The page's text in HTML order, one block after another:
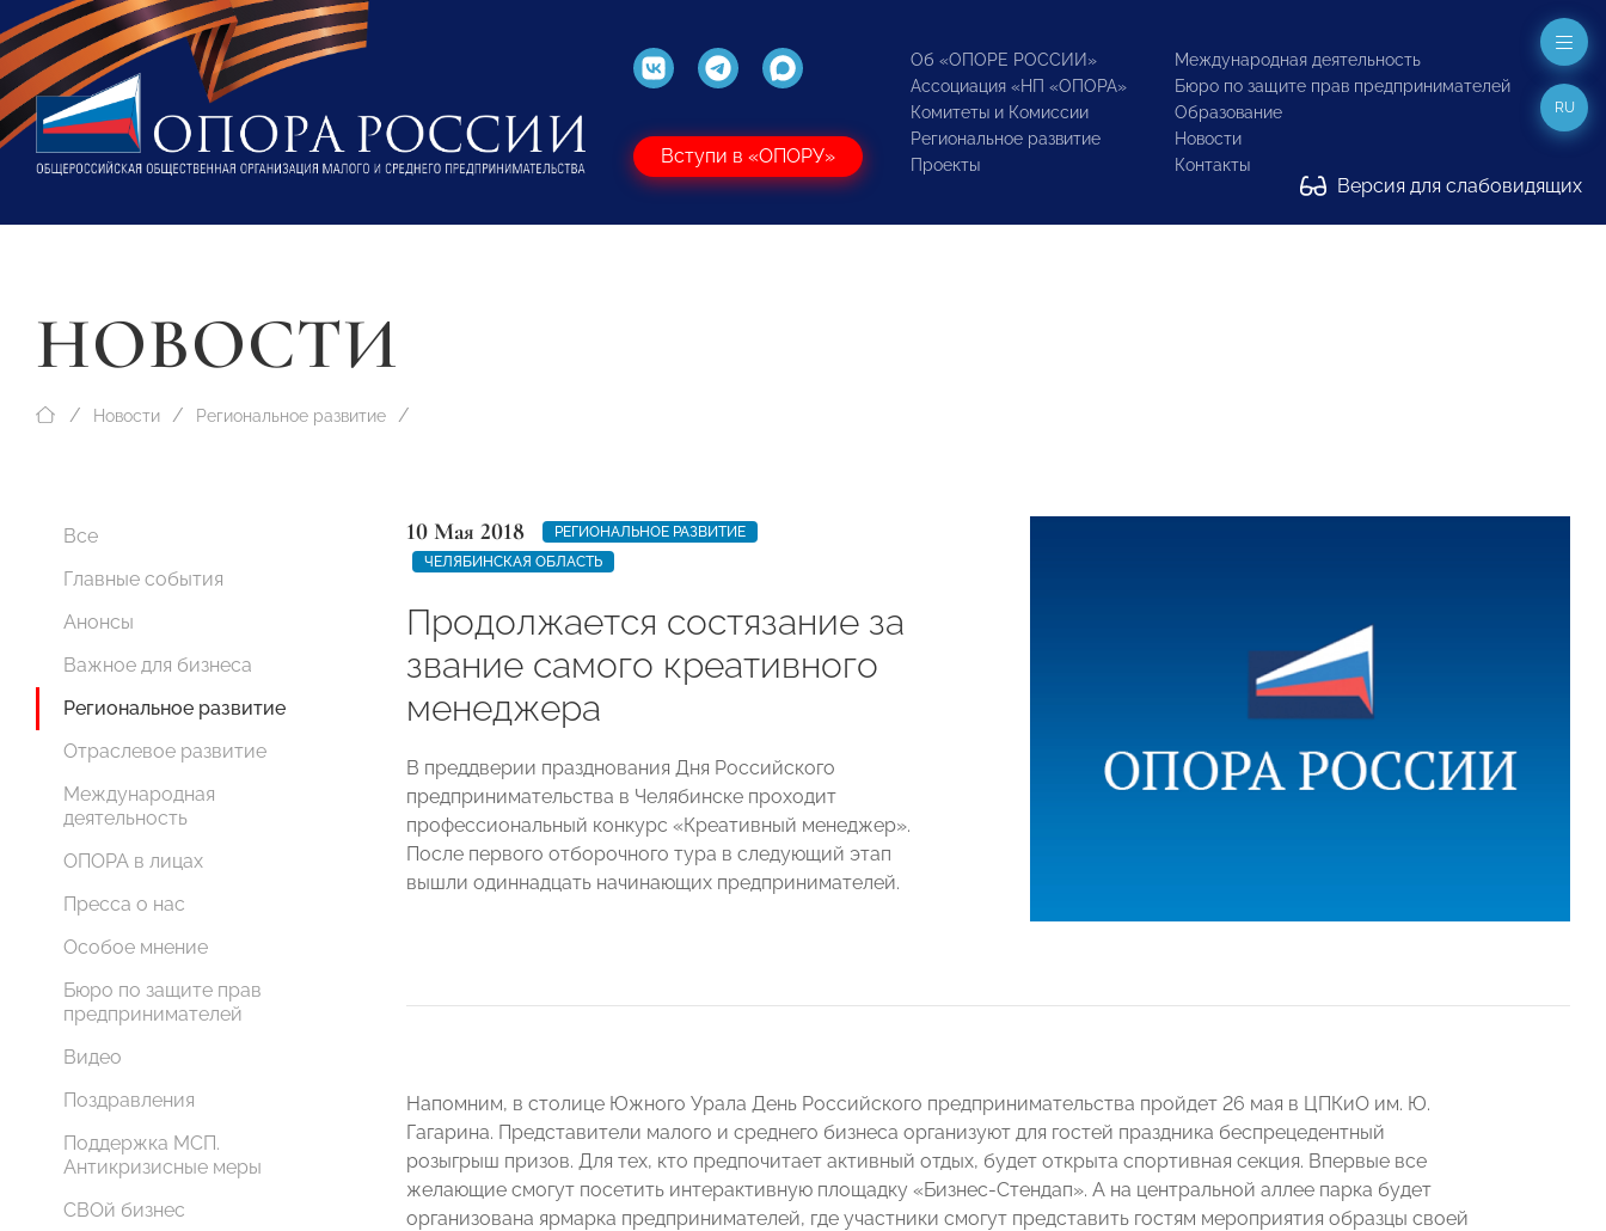
Вступи в «ОПОРУ»
Об «ОПОРЕ РОССИИ»
Ассоциация «НП «ОПОРА»
Комитеты и Комиссии
Региональное развитие
Проекты
Международная деятельность
Бюро по защите прав предпринимателей
Образование
Новости
Контакты
Версия для слабовидящих
RU
НОВОСТИ
Новости Региональное развитие
Все
Главные события
Анонсы
Важное для бизнеса
Региональное развитие
Отраслевое развитие
Международная
деятельность
ОПОРА в лицах
Пресса о нас
Особое мнение
Бюро по защите прав
предпринимателей
Видео
Поздравления
Поддержка МСП.
Антикризисные меры
СВОй бизнес
10 Мая 2018
РЕГИОНАЛЬНОЕ РАЗВИТИЕ
ЧЕЛЯБИНСКАЯ ОБЛАСТЬ
Продолжается состязание за
звание самого креативного
менеджера
В преддверии празднования Дня Российского
предпринимательства в Челябинске проходит
профессиональный конкурс «Креативный менеджер».
После первого отборочного тура в следующий этап
вышли одиннадцать начинающих предпринимателей.
Напомним, в столице Южного Урала День Российского предпринимательства пройдет 26 мая в ЦПКиО им. Ю.
Гагарина. Представители малого и среднего бизнеса организуют для гостей праздника беспрецедентный
розыгрыш призов. Для тех, кто предпочитает активный отдых, будет открыта спортивная секция. Впервые все
желающие смогут посетить интерактивную площадку «Бизнес-Стендап». А на центральной аллее парка будет
организована ярмарка предпринимателей, где участники смогут представить гостям мероприятия образцы своей